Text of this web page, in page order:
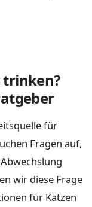
trinken?
für
Fragen auf,
wir diese Frage
für Katzen